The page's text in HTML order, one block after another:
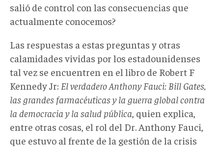
salió de control con las consecuencias que
actualmente conocemos?
Las respuestas a estas preguntas y otras
calamidades vividas por los estadounidenses
tal vez se encuentren en el libro de Robert F
Kennedy Jr: El verdadero Anthony Fauci: Bill Gates,
las grandes farmacéuticas y la guerra global contra
la democracia y la salud pública , quien explica,
entre otras cosas, el rol del Dr. Anthony Fauci,
que estuvo al frente de la gestión de la crisis